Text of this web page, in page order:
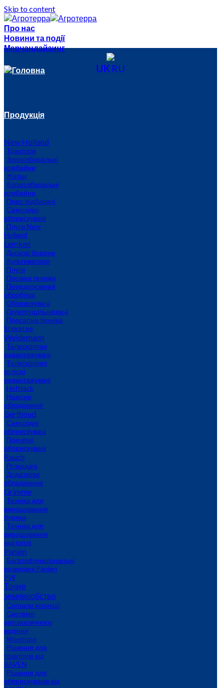
Skip to content
Про нас
Новини та події
Мерчандайзинг
UK RU
Головна
Продукція
New Holland
Трактори
Зернозбиральні
комбайни
Жатки
Кормозбиральні
комбайни
Прес-підбирачі
Самохідні
обприскувачі
Плуги New
Holland
Lemken
Дискові борони
Культиватори
Плуги
Посівна техніка
Передпосівний
обробіток
Обприскувачі
Грунтоущільнювачі
Просапна техніка
Steketee
Weidemann
Телескопічні
навантажувачі
Телескопічні
колісні
навантажувачі
Hoftrack
Навісне
обладнання
Berthoud
Самохідні
обприскувачі
Причіпні
обприскувачі
Rauch
Розкидачі
Додаткове
обладнання
Grimme
Техніка для
вирощування
буряка
Техніка для
вирощування
картоплі
Panien
Багатофункціональні
розкидачі Panien
PW
Точне
землеробство
Сигнали корекції
Системи
автоматичного
водіння
Монітори
Рішення для
тракторів від
RAVEN
Рішення для
обприскувачів від